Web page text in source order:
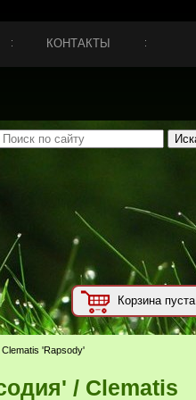
КОНТАКТЫ
Корзина пуста
'Rapsody'
/ Clematis